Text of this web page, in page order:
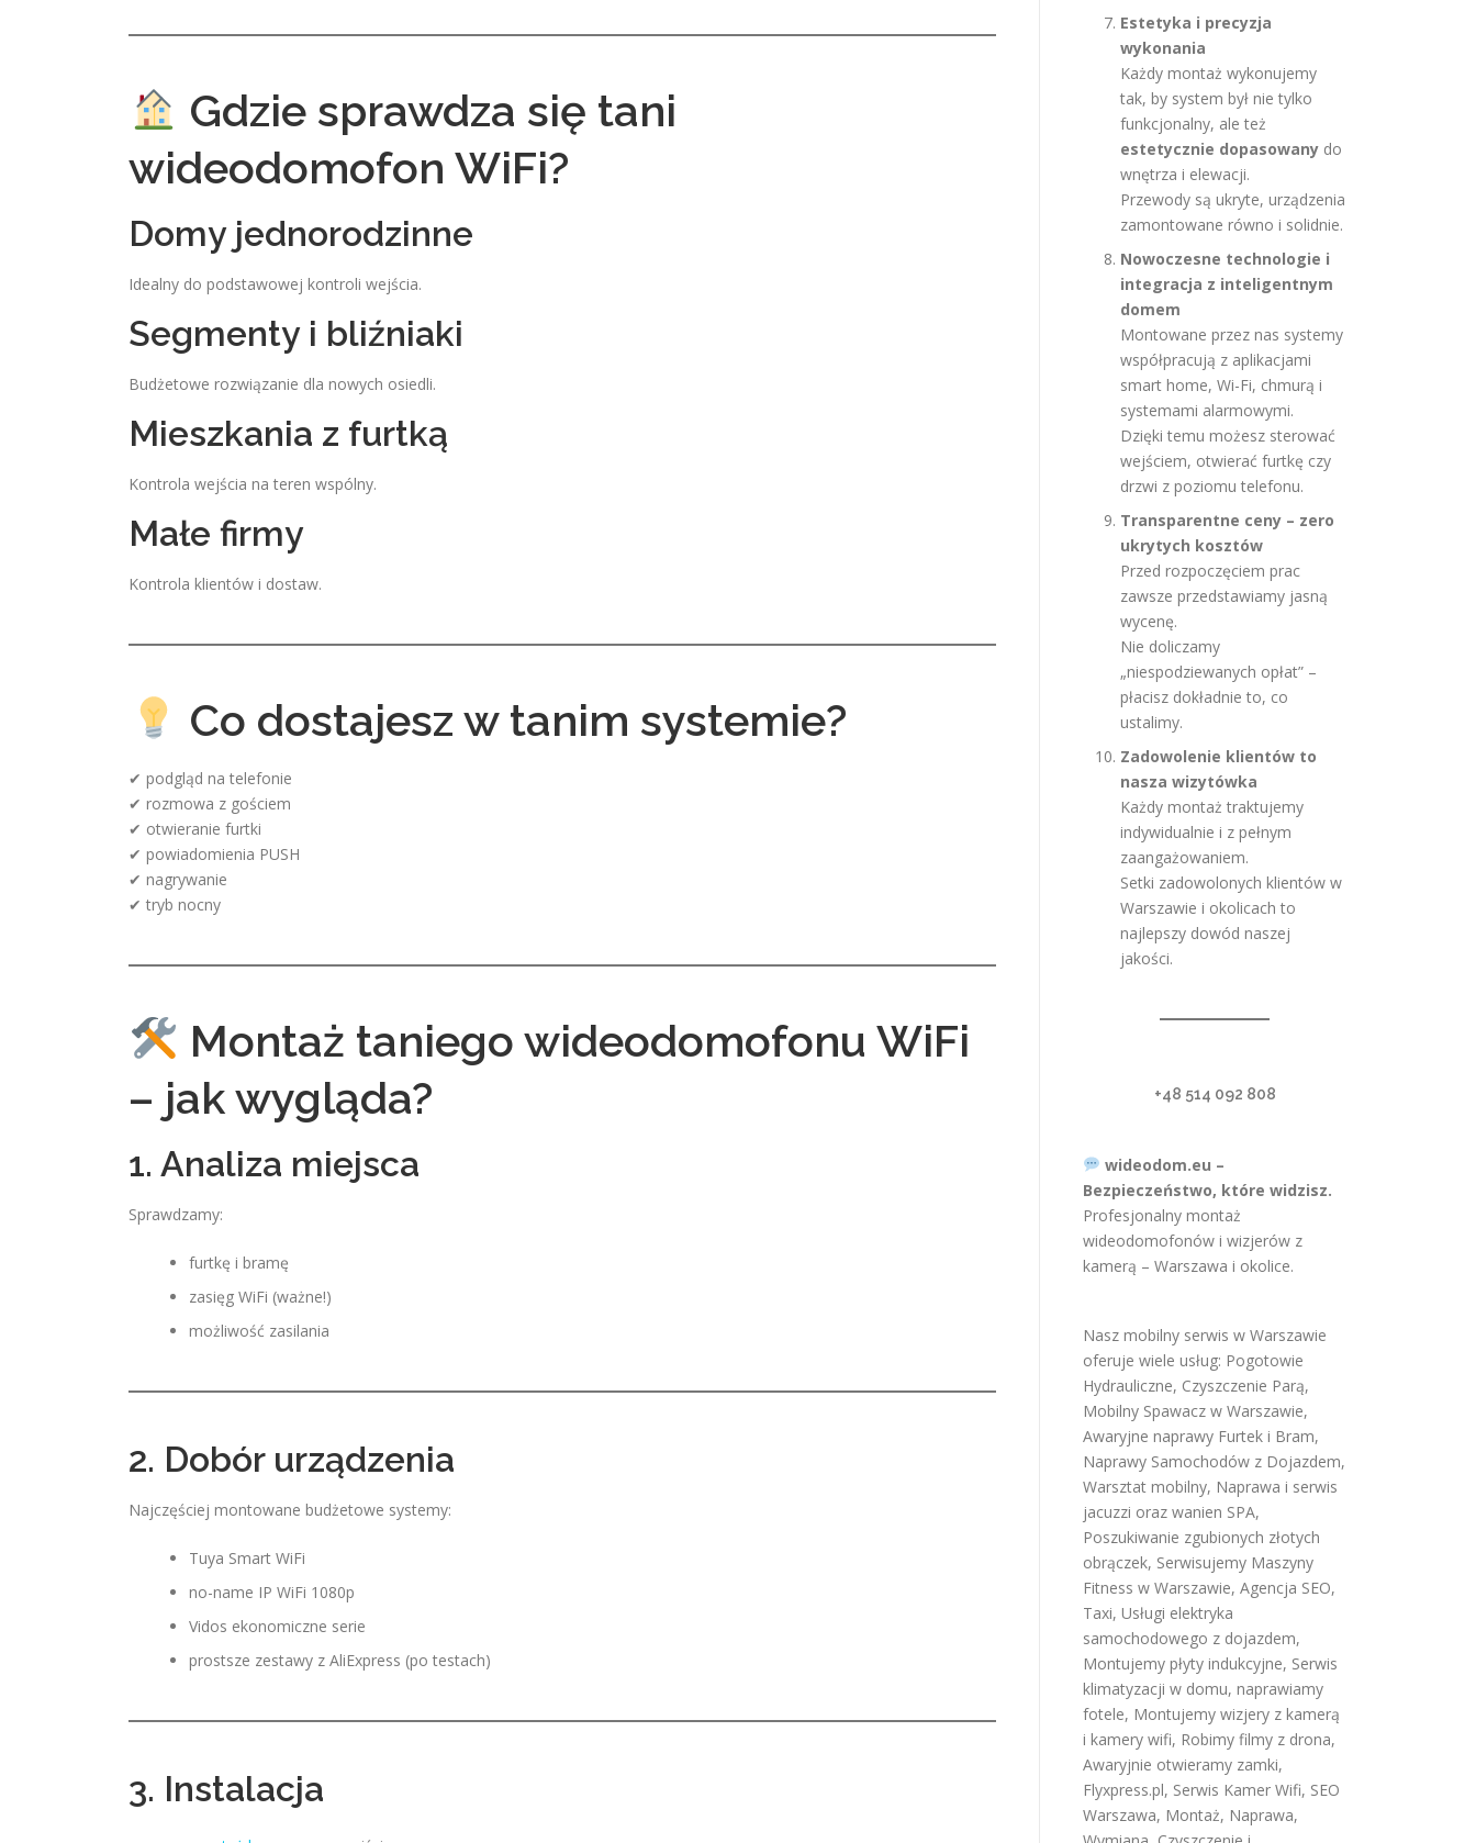
Gdzie sprawdza się tani
wideodomofon WiFi?
Domy jednorodzinne
Idealny do podstawowej kontroli wejścia.
Segmenty i bliźniaki
Budżetowe rozwiązanie dla nowych osiedli.
Mieszkania z furtką
Kontrola wejścia na teren wspólny.
Małe firmy
Kontrola klientów i dostaw.
Co dostajesz w tanim systemie?
✔ podgląd na telefonie
✔ rozmowa z gościem
✔ otwieranie furtki
✔ powiadomienia PUSH
✔ nagrywanie
✔ tryb nocny
Montaż taniego wideodomofonu WiFi
– jak wygląda?
1. Analiza miejsca
Sprawdzamy:
furtkę i bramę
zasięg WiFi (ważne!)
możliwość zasilania
2. Dobór urządzenia
Najczęściej montowane budżetowe systemy:
Tuya Smart WiFi
no-name IP WiFi 1080p
Vidos ekonomiczne serie
prostsze zestawy z AliExpress (po testach)
3. Instalacja
Estetyka i precyzja
wykonania
Każdy montaż wykonujemy
tak, by system był nie tylko
funkcjonalny, ale też
estetycznie dopasowany do
wnętrza i elewacji.
Przewody są ukryte, urządzenia
zamontowane równo i solidnie.
Nowoczesne technologie i
integracja z inteligentnym
domem
Montowane przez nas systemy
współpracują z aplikacjami
smart home, Wi-Fi, chmurą i
systemami alarmowymi.
Dzięki temu możesz sterować
wejściem, otwierać furtkę czy
drzwi z poziomu telefonu.
Transparentne ceny – zero
ukrytych kosztów
Przed rozpoczęciem prac
zawsze przedstawiamy jasną
wycenę.
Nie doliczamy
„niespodziewanych opłat” –
płacisz dokładnie to, co
ustalimy.
Zadowolenie klientów to
nasza wizytówka
Każdy montaż traktujemy
indywidualnie i z pełnym
zaangażowaniem.
Setki zadowolonych klientów w
Warszawie i okolicach to
najlepszy dowód naszej
jakości.
+48 514 092 808
wideodom.eu –
Bezpieczeństwo, które widzisz.
Profesjonalny montaż
wideodomofonów i wizjerów z
kamerą – Warszawa i okolice.
Nasz mobilny serwis w Warszawie
oferuje wiele usług: Pogotowie
Hydrauliczne, Czyszczenie Parą,
Mobilny Spawacz w Warszawie,
Awaryjne naprawy Furtek i Bram,
Naprawy Samochodów z Dojazdem,
Warsztat mobilny, Naprawa i serwis
jacuzzi oraz wanien SPA,
Poszukiwanie zgubionych złotych
obrączek, Serwisujemy Maszyny
Fitness w Warszawie, Agencja SEO,
Taxi, Usługi elektryka
samochodowego z dojazdem,
Montujemy płyty indukcyjne, Serwis
klimatyzacji w domu, naprawiamy
fotele, Montujemy wizjery z kamerą
i kamery wifi, Robimy filmy z drona,
Awaryjnie otwieramy zamki,
Flyxpress.pl, Serwis Kamer Wifi, SEO
Warszawa, Montaż, Naprawa,